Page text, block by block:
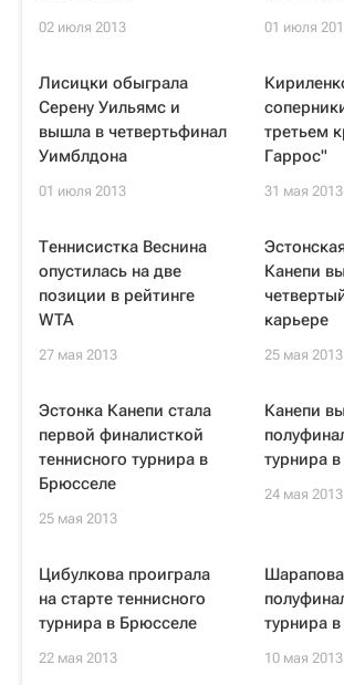
02 июля 2013 01 июля
Лисицки обыграла
Серену Уильямс и
вышла в четвертьфинал
Уимблдона
01 июля 2013
третьем
Гаррос"
31 мая 2013
Теннисистка Веснина
опустилась на две
позиции в рейтинге
WTA
27 мая 2013
Канепи
карьере
25 мая 2013
Эстонка Канепи стала
первой финалисткой
теннисного турнира в
Брюсселе
25 мая 2013
Канепи
турнира
24 мая 2013
Цибулкова проиграла
на старте теннисного
турнира в Брюсселе
22 мая 2013
турнира
10 мая 2013